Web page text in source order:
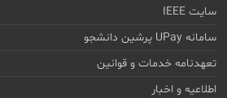
سایت IEEE
سامانه UPay پرشین دانشجو
تعهدنامه خدمات و قوانین
اطلاعیه و اخبار